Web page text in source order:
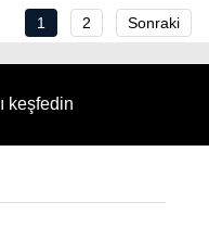
1 2 Sonraki
keşfedin